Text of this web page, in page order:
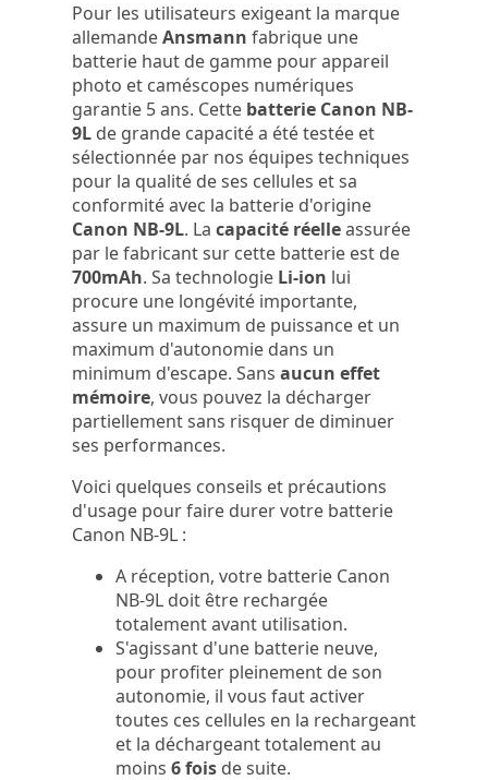
Pour les utilisateurs exigeant la marque
allemandeAnsmann fabrique une
batterie haut de gamme pour appareil
photo et caméscopes numériques
garantie 5 ans. Cette batterie Canon NB-
9L de grande capacité a été testée et
sélectionnée par nos équipes techniques
pour la qualité de ses cellules et sa
conformité avec la batterie d'origine
Canon NB-9L. La capacité réelleassurée
par le fabricant sur cette batterie est de
700mAh. Sa technologie Li-ion lui
procure une longévité importante,
assure un maximum de puissance et un
maximum d'autonomie dans un
minimum d'escape. Sans aucun effet
mémoire, vous pouvez la décharger
partiellement sans risquer de diminuer
ses performances.
Voici quelques conseils et précautions
d'usage pour faire durer votre batterie
Canon NB-9L :
A réception, votre batterie Canon
NB-9L doit être rechargée
totalement avant utilisation.
S'agissant d'une batterie neuve,
pour profiter pleinement de son
autonomie, il vous faut activer
toutes ces cellules en la rechargeant
et la déchargeant totalement au
moins 6 fois de suite.